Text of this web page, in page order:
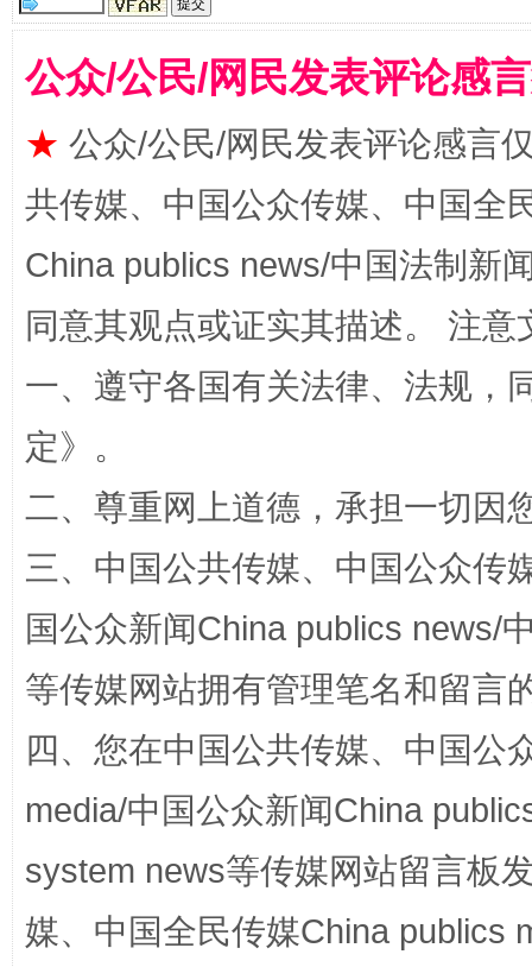
全民健身五年计划来了！等你上场
阿坝州三大球赛在茂县开幕 规模
公众/公民/网民发表评论感
★ 公众/公民/网民发表评论感言
共传媒、中国公众传媒、中国全
China publics news/中国法制新
同意其观点或证实其描述。 注
一、遵守各国有关法律、法规，
定》。
二、尊重网上道德，承担一切因
三、中国公共传媒、中国公众传
国公众新闻China publics news/
等传媒网站拥有管理笔名和留言
四、您在中国公共传媒、中国公
media/中国公众新闻China
system news等传媒网站留言板
媒、中国全民传媒China publics